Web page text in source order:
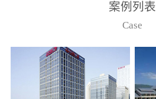
从监控主机上获取，最多
只能接6台，超过的需从现
案例列表
Case